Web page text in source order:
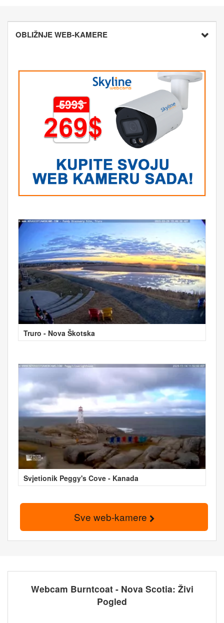
OBLIŽNJE WEB-KAMERE
Truro - Nova Škotska
Svjetionik Peggy's Cove - Kanada
Sve web-kamere
Webcam Burntcoat - Nova Scotia: Živi
Pogled